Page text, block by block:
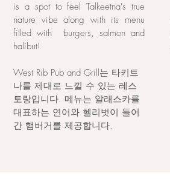
is a spot to feel Talkeetna's true
nature vibe along with its menu
filled with burgers, salmon and
halibut!
West Rib Pub and Grill는 타키트
나를 제대로 느낄 수 있는 레스
토랑입니다. 메뉴는 알래스카를
대표하는 연어와 헬리벗이 들어
간 햄버거를 제공합니다.